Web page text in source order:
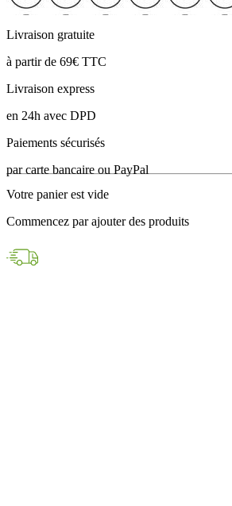
Livraison gratuite
à partir de 69€ TTC
Livraison express
en 24h avec DPD
Paiements sécurisés
par carte bancaire ou PayPal
Votre panier est vide
Commencez par ajouter des produits